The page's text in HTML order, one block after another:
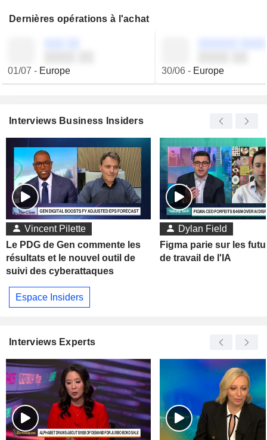
Dernières opérations à l'achat
01/07 - Europe 30/06- Europe
Interviews Business Insiders
Vincent Pilette
Le PDG de Gen commente les
résultats et le nouvel outil de
suivi des cyberattaques
Dylan Field
Figma parie sur les
de travail de l'IA
Espace Insiders
Interviews Experts